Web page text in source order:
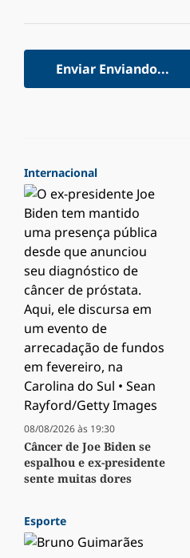
Enviar Enviando...
Internacional
08/08/2026 às 19:30
Câncer de Joe Biden se
espalhou e ex-presidente
sente muitas dores
Esporte